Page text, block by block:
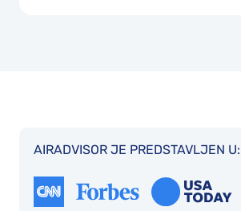
AIRADVISOR JE PREDSTAVLJEN U: